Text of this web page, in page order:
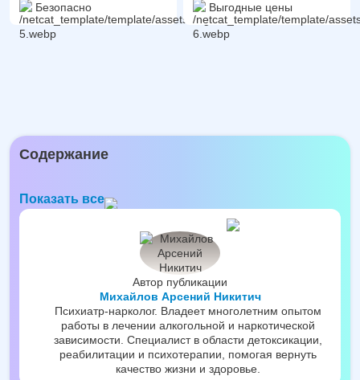
Безопасно Выгодные цены
Содержание
Показать все
Автор публикации
Михайлов Арсений Никитич
Психиатр-нарколог. Владеет многолетним опытом
работы в лечении алкогольной и наркотической
зависимости. Специалист в области детоксикации,
реабилитации и психотерапии, помогая вернуть
качество жизни и здоровье.